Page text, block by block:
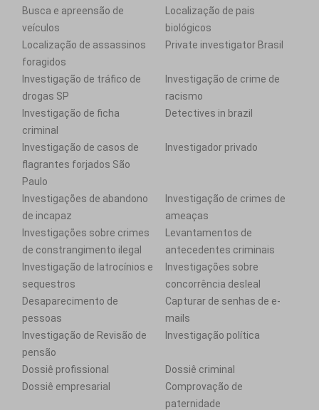
Busca e apreensão de
veículos
Localização de pais
biológicos
Localização de assassinos
foragidos
Private investigator Brasil
Investigação de tráfico de
drogas SP
Investigação de crime de
racismo
Investigação de ficha
criminal
Detectives in brazil
Investigação de casos de
flagrantes forjados São
Paulo
Investigador privado
Investigações de abandono
de incapaz
Investigação de crimes de
ameaças
Investigações sobre crimes
de constrangimento ilegal
Levantamentos de
antecedentes criminais
Investigação de latrocínios e
sequestros
Investigações sobre
concorrência desleal
Desaparecimento de
pessoas
Capturar de senhas de e-
mails
Investigação de Revisão de
pensão
Investigação política
Dossiê profissional
Dossiê criminal
Dossiê empresarial
Comprovação de
paternidade